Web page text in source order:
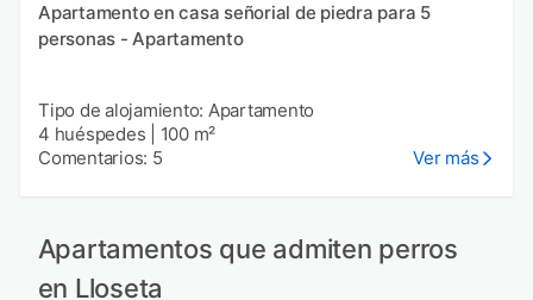
Apartamento en casa señorial de piedra para 5
personas - Apartamento
Tipo de alojamiento: Apartamento
4 huéspedes
100 m²
Comentarios: 5
Ver más
Apartamentos que admiten perros
en Lloseta